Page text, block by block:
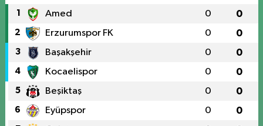
1 Amed 0 0
2 Erzurumspor FK 0 0
3 Başakşehir 0 0
4 Kocaelispor 0 0
5 Beşiktaş 0 0
6 Eyüpspor 0 0